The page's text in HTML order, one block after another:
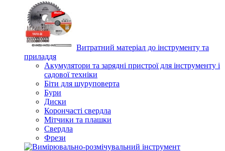
Витратний матеріал до інструменту та
приладдя
Акумулятори та зарядні пристрої для інструменту і
садової техніки
Біти для шуруповерта
Бури
Диски
Корончасті свердла
Мітчики та плашки
Свердла
Фрези